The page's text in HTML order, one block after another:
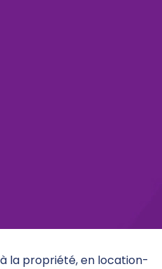
la propriété, en location-